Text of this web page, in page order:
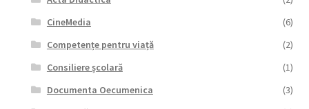
CineMedia
(6)
Competențe pentru viață
(2)
Consiliere școlară
(1)
Documenta Oecumenica
(3)